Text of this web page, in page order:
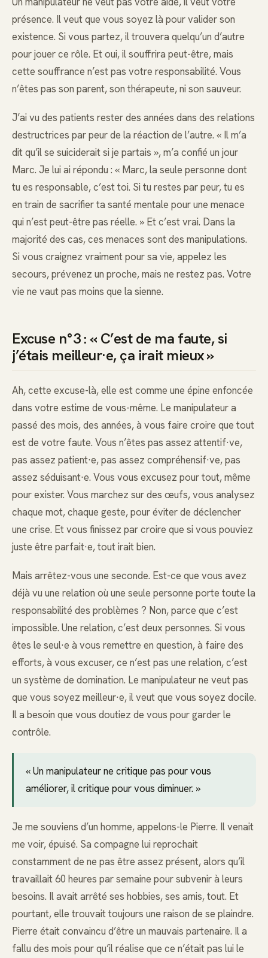
présence. Il veut que vous soyez là pour valider son
existence. Si vous partez, il trouvera quelqu’un d’autre
pour jouer ce rôle. Et oui, il souffrira peut-être, mais
cette souffrance n’est pas votre responsabilité. Vous
n’êtes pas son parent, son thérapeute, ni son sauveur.
J’ai vu des patients rester des années dans des relations
destructrices par peur de la réaction de l’autre. « Il m’a
dit qu’il se suiciderait si je partais », m’a confié un jour
Marc. Je lui ai répondu : « Marc, la seule personne dont
tu es responsable, c’est toi. Si tu restes par peur, tu es
en train de sacrifier ta santé mentale pour une menace
qui n’est peut-être pas réelle. » Et c’est vrai. Dans la
majorité des cas, ces menaces sont des manipulations.
Si vous craignez vraiment pour sa vie, appelez les
secours, prévenez un proche, mais ne restez pas. Votre
vie ne vaut pas moins que la sienne.
Excuse n°3 : « C’est de ma faute, si
j’étais meilleur·e, ça irait mieux »
Ah, cette excuse-là, elle est comme une épine enfoncée
dans votre estime de vous-même. Le manipulateur a
passé des mois, des années, à vous faire croire que tout
est de votre faute. Vous n’êtes pas assez attentif·ve,
pas assez patient·e, pas assez compréhensif·ve, pas
assez séduisant·e. Vous vous excusez pour tout, même
pour exister. Vous marchez sur des œufs, vous analysez
chaque mot, chaque geste, pour éviter de déclencher
une crise. Et vous finissez par croire que si vous pouviez
juste être parfait·e, tout irait bien.
Mais arrêtez-vous une seconde. Est-ce que vous avez
déjà vu une relation où une seule personne porte toute la
responsabilité des problèmes ? Non, parce que c’est
impossible. Une relation, c’est deux personnes. Si vous
êtes le seul·e à vous remettre en question, à faire des
efforts, à vous excuser, ce n’est pas une relation, c’est
un système de domination. Le manipulateur ne veut pas
que vous soyez meilleur·e, il veut que vous soyez docile.
Il a besoin que vous doutiez de vous pour garder le
contrôle.
« Un manipulateur ne critique pas pour vous
améliorer, il critique pour vous diminuer. »
Je me souviens d’un homme, appelons-le Pierre. Il venait
me voir, épuisé. Sa compagne lui reprochait
constamment de ne pas être assez présent, alors qu’il
travaillait 60 heures par semaine pour subvenir à leurs
besoins. Il avait arrêté ses hobbies, ses amis, tout. Et
pourtant, elle trouvait toujours une raison de se plaindre.
Pierre était convaincu d’être un mauvais partenaire. Il a
fallu des mois pour qu’il réalise que ce n’était pas lui le